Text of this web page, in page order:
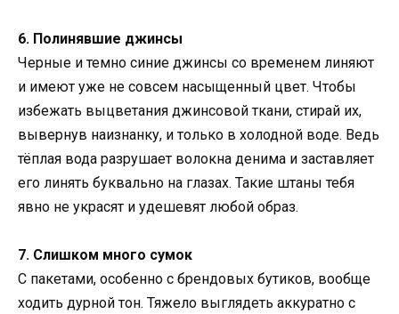
6. Полинявшие джинсы
Черные и темно синие джинсы со временем линяют
и имеют уже не совсем насыщенный цвет. Чтобы
избежать выцветания джинсовой ткани, стирай их,
вывернув наизнанку, и только в холодной воде. Ведь
тёплая вода разрушает волокна денима и заставляет
его линять буквально на глазах. Такие штаны тебя
явно не украсят и удешевят любой образ.
7. Слишком много сумок
С пакетами, особенно с брендовых бутиков, вообще
ходить дурной тон. Тяжело выглядеть аккуратно с